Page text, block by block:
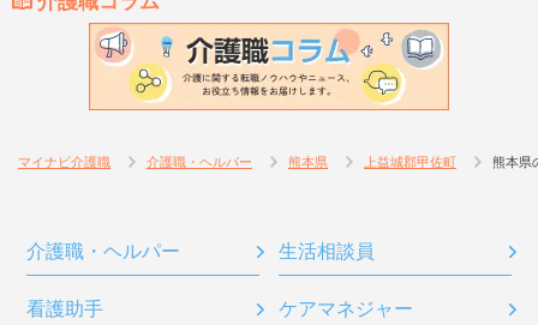
マイナビ介護職 介護職・ヘルパー 熊本県 上益城郡甲佐町 熊本県
介護職・ヘルパー 生活相談員
看護助手 ケアマネジャー